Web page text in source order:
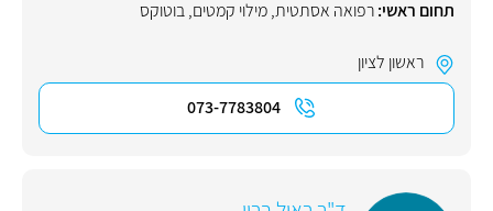
תחום ראשי:רפואה אסתטית,מילוי קמטים,בוטוקס
ראשון לציון
073-7783804